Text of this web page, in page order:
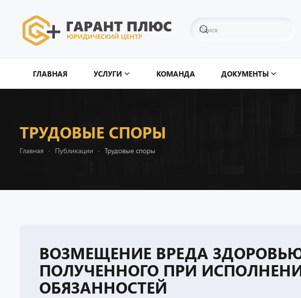
Перейти к содержимому
ГЛАВНАЯ УСЛУГИ КОМАНДА ДОКУМЕНТЫ
ТРУДОВЫЕ СПОРЫ
Главная Публикации Трудовые споры
ВОЗМЕЩЕНИЕ ВРЕДА
ПОЛУЧЕННОГО ПРИ
ОБЯЗАННОСТЕЙ